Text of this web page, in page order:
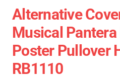
Alternative
Musical
Poster Pullover
RB1110